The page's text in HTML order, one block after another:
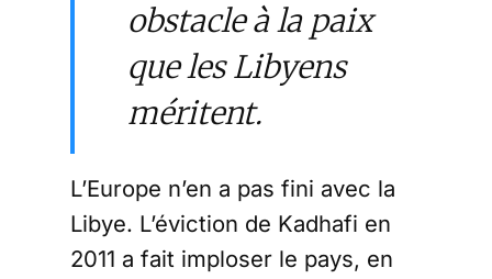
obstacle à la paix
que les Libyens
méritent.
L’Europe n’en a pas fini avec la
Libye. L’éviction de Kadhafi en
2011 a fait imploser le pays, en